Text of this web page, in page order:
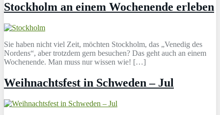
Stockholm an einem Wochenende erleben
Sie haben nicht viel Zeit, möchten Stockholm, das „Venedig des
Nordens“, aber trotzdem gern besuchen? Das geht auch an einem
Wochenende. Man muss nur wissen wie! […]
Weihnachtsfest in Schweden – Jul